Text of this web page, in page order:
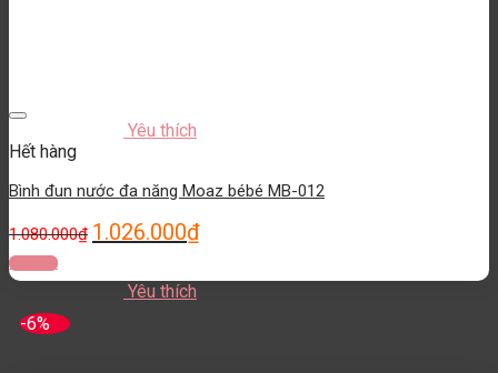
Yêu thích
Hết hàng
Bình đun nước đa năng Moaz bébé MB-012
1.080.000₫ 1.026.000₫
Đọc tiếp
Yêu thích
-6%